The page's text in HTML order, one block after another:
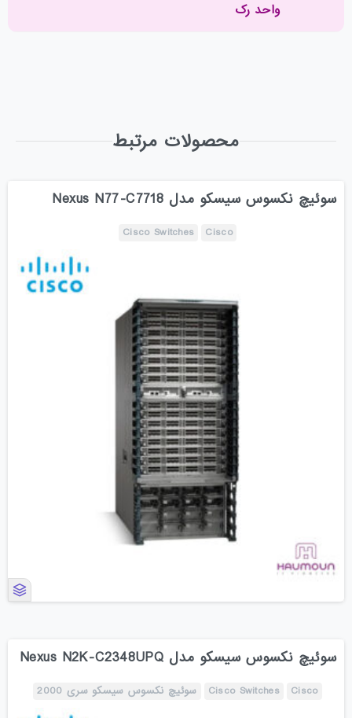
واحد رک
محصولات مرتبط
سوئیچ نکسوس سیسکو مدل Nexus N77-C7718
Cisco
Cisco Switches
سوئیچ نکسوس سیسکو مدل Nexus N2K-C2348UPQ
Cisco
Cisco Switches سوئیچ نکسوس سیسکو سری 2000